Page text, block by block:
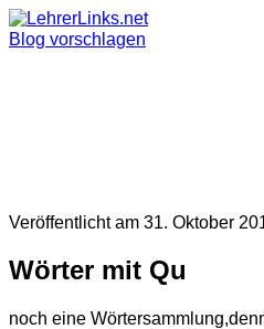
Skip
to
Blog vorschlagen
Veröffentlicht am 31. Oktober
Wörter mit Qu
noch eine